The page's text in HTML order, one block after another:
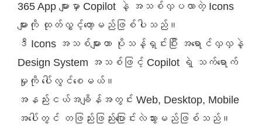
365 App များမှာ Copilot နဲ့ အသစ်လှပလာတဲ့ Icons
များကို ထုတ်လွှင့်တော့မည်ဖြစ်ပါသည်။
ဒီ Icons အသစ်များဟာ ပိုသန့်ရှင်းပြီး အရောင်လှလှနဲ့
Design System အသစ်ဖြင့် Copilot ရဲ့ သက်ရောက်
မှုကို ပေါ်လွင်စေမယ်။
အနည်းငယ်အချိန်အတွင်း Web, Desktop, Mobile
အပေါ်တွင် တဖြည်းဖြည်းပြောင်းလဲသွားမည်ဖြစ်သည်။